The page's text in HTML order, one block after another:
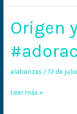
Origen
alabanzas /13 de
Origen
y
destino
#adoración
Leer más »